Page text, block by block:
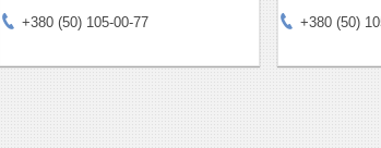
+380 (50) 105-00-77 +380 (50)